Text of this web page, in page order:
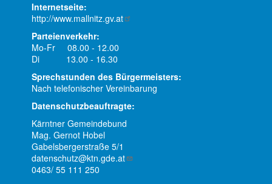
Internetseite:
http://www.mallnitz.gv.at
Parteienverkehr:
Mo-Fr 08.00 - 12.00
Di 13.00 - 16.30
Sprechstunden des Bürgermeisters:
Nach telefonischer Vereinbarung
Datenschutzbeauftragte:
Kärntner Gemeindebund
Mag. Gernot Hobel
Gabelsbergerstraße 5/1
datenschutz@ktn.gde.at
0463/ 55 111 250